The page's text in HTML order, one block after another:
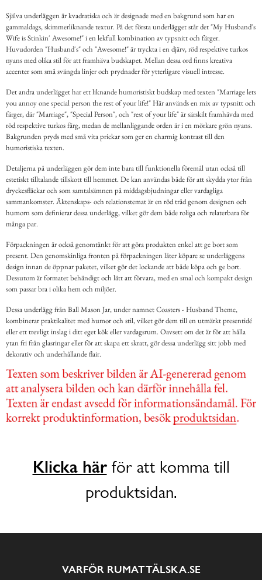
Själva underläggen är kvadratiska och är designade med en bakgrund som har en
gammaldags, skimmerliknande textur. På det första underlägget står det "My Husband's
Wife is Stinkin' Awesome!" i en lekfull kombination av typsnitt och färger.
Huvudorden "Husband's" och "Awesome!" är tryckta i en djärv, röd respektive turkos
nyans med olika stil för att framhäva budskapet. Mellan dessa ord finns kreativa
accenter som små svängda linjer och prydnader för ytterligare visuell intresse.
Det andra underlägget har ett liknande humoristiskt budskap med texten "Marriage lets
you annoy one special person the rest of your life!" Här används en mix av typsnitt och
färger, där "Marriage", "Special Person", och "rest of your life" är särskilt framhävda med
röd respektive turkos färg, medan de mellanliggande orden är i en mörkare grön nyans.
Bakgrunden pryds med små vita prickar som ger en charmig kontrast till den
humoristiska texten.
Detaljerna på underläggen gör dem inte bara till funktionella föremål utan också till
estetiskt tilltalande tillskott till hemmet. De kan användas både för att skydda ytor från
dryckesfläckar och som samtalsämnen på middagsbjudningar eller vardagliga
sammankomster. Äktenskaps- och relationstemat är en röd tråd genom designen och
humorn som definierar dessa underlägg, vilket gör dem både roliga och relaterbara för
många par.
Förpackningen är också genomtänkt för att göra produkten enkel att ge bort som
present. Den genomskinliga fronten på förpackningen låter köpare se underläggens
design innan de öppnar paketet, vilket gör det lockande att både köpa och ge bort.
Dessutom är formatet behändigt och lätt att förvara, med en smal och kompakt design
som passar bra i olika hem och miljöer.
Dessa underlägg från Ball Mason Jar, under namnet Coasters - Husband Theme,
kombinerar praktikalitet med humor och stil, vilket gör dem till en utmärkt presentidé
eller ett trevligt inslag i ditt eget kök eller vardagsrum. Oavsett om det är för att hålla
ytan fri från glasringar eller för att skapa ett skratt, gör dessa underlägg sitt jobb med
dekorativ och underhållande flair.
Klicka härför att komma till
produktsidan.
VARFÖR RUMATTÄLSKA.SE